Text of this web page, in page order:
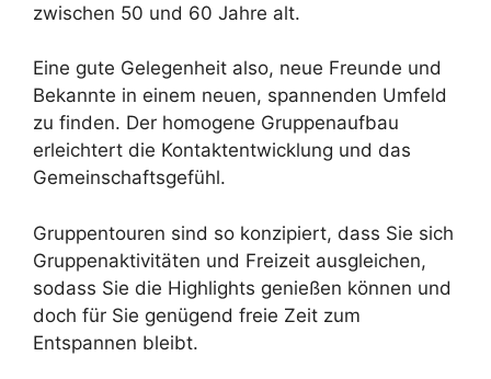
zwischen 50 und 60 Jahre alt.
Eine gute Gelegenheit also, neue Freunde und
Bekannte in einem neuen, spannenden Umfeld
zu finden. Der homogene Gruppenaufbau
erleichtert die Kontaktentwicklung und das
Gemeinschaftsgefühl.
Gruppentouren sind so konzipiert, dass Sie sich
Gruppenaktivitäten und Freizeit ausgleichen,
sodass Sie die Highlights genießen können und
doch für Sie genügend freie Zeit zum
Entspannen bleibt.